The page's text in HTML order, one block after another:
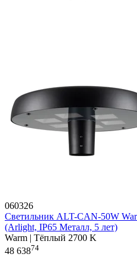
060326
Светильник ALT-CAN-50W
(Arlight, IP65 Металл, 5 лет)
Warm | Тёплый 2700 K
48 63874